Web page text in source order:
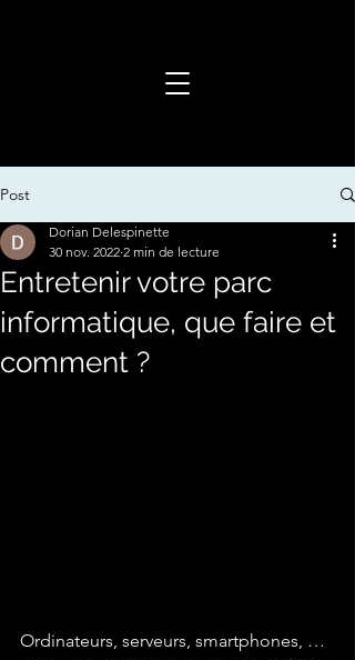
Post
Entretenir votre parc
informatique, que faire et
comment ?
Dorian Delespinette
30 nov. 2022 2 min de lecture
Ordinateurs, serveurs, smartphones, …